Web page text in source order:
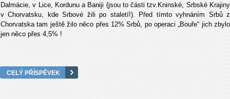
Dalmácie, v Lice, Kordunu a Baniji (jsou to části tzv.Kninské, Srbské Krajiny
v Chorvatsku, kde Srbové žili po staletí!). Před tímto vyhnáním Srbů z
Chorvatska tam ještě žilo něco přes 12% Srbů, po operaci „Bouře“ jich zbylo
jen něco přes 4,5% !
CELÝ PŘÍSPĚVEK